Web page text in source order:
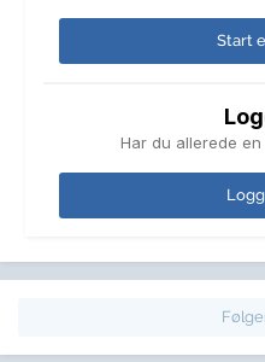
Start
Har du allerede